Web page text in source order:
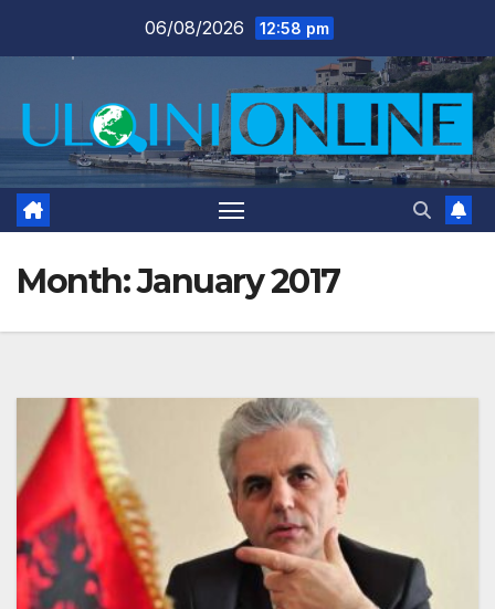
06/08/2026 12:58 pm
Month:January 2017